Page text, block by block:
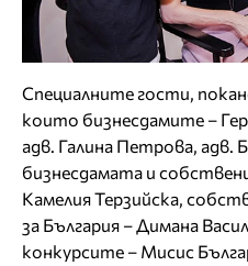
Специалните гости,
които бизнесдамите –
адв. Галина Петрова, адв.
бизнесдамата и
Камелия Терзийска,
за България – Димана
конкурсите – Мисис